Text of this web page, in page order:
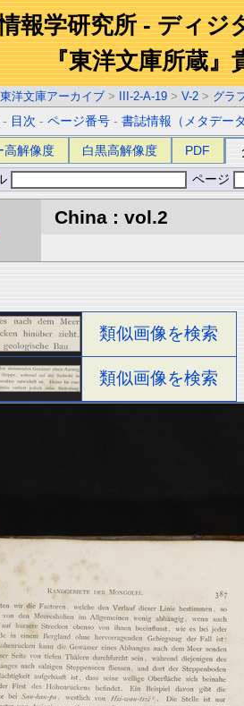
報学研究所 - ディジ
『東洋文庫所蔵』
東洋文庫アーカイブ > III-2-A-19 > V-2 > グラ
- 目次 -ページ番号 -書誌情報（メタデー
高解像度 白黒高解像度 PDF
ページ
China : vol.2
類似画像を検索
類似画像を検索